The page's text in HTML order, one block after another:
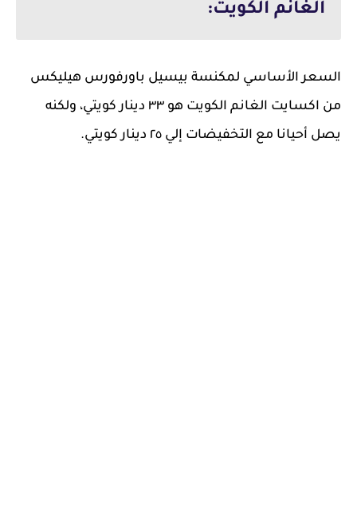
الغانم الكويت:
السعر الأساسي لمكنسة بيسيل باورفورس هيليكس
من اكسايت الغانم الكويت هو ٣٣ دينار كويتي، ولكنه
يصل أحيانا مع التخفيضات إلي ٢٥ دينار كويتي.